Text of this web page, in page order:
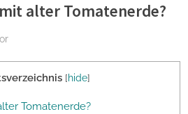
alter Tomatenerde?
[hide]
Tomatenerde?